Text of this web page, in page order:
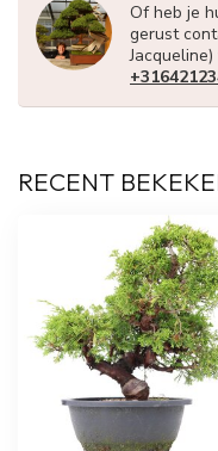
Of heb je
gerust
Jacqueline)
RECENT